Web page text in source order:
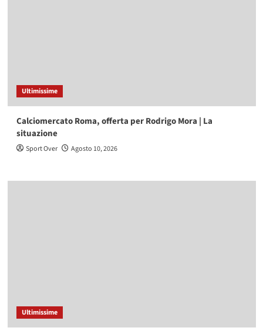
Ultimissime
Calciomercato Roma, offerta per Rodrigo Mora | La
situazione
Sport Over Agosto 10, 2026
Ultimissime